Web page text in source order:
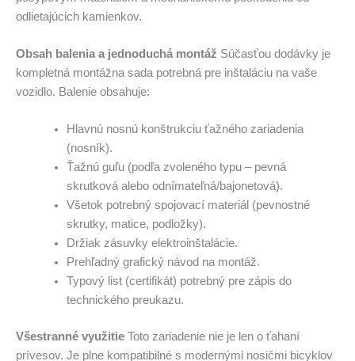
odlietajúcich kamienkov.
Obsah balenia a jednoduchá montáž Súčasťou dodávky je
kompletná montážna sada potrebná pre inštaláciu na vaše
vozidlo. Balenie obsahuje:
Hlavnú nosnú konštrukciu ťažného zariadenia
(nosník).
Ťažnú guľu (podľa zvoleného typu – pevná
skrutková alebo odnímateľná/bajonetová).
Všetok potrebný spojovací materiál (pevnostné
skrutky, matice, podložky).
Držiak zásuvky elektroinštalácie.
Prehľadný grafický návod na montáž.
Typový list (certifikát) potrebný pre zápis do
technického preukazu.
Všestranné využitie Toto zariadenie nie je len o ťahaní
prívesov. Je plne kompatibilné s modernými nosičmi bicyklov